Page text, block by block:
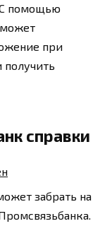
помощью
при
получить
справки
забрать на